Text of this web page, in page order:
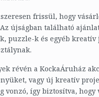
frissül, hogy
újságban található
puzzle-k és egyéb
révén a KockaÁruház
vagy új kreatív
vonzó, így biztosítva,